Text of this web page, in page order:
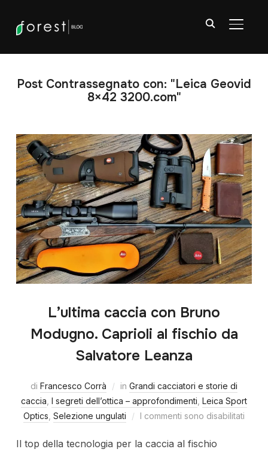
APRI/
Post Contrassegnato con: "Leica Geovid
8×42 3200.com"
L’ultima caccia con Bruno
Modugno. Caprioli al fischio da
Salvatore Leanza
di Francesco Corrà in Grandi cacciatori e storie di
caccia I segreti dell’ottica – approfondimenti Leica Sport
Optics Selezione ungulati I commenti sono disabilitati
Il top della tecnologia per la caccia al fischio